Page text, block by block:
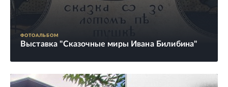
ФОТОАЛЬБОМ
Выставка "Сказочные миры Ивана Билибина"